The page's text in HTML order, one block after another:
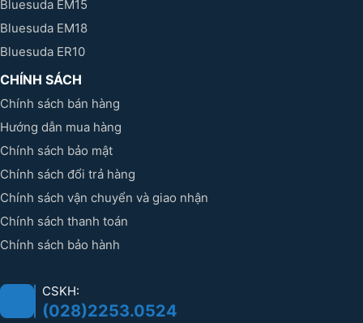
Bluesuda EM15
Bluesuda EM18
Bluesuda ER10
CHÍNH SÁCH
Chính sách bán hàng
Hướng dẫn mua hàng
Chính sách bảo mật
Chính sách đổi trả hàng
Chính sách vận chuyển và giao nhận
Chính sách thanh toán
Chính sách bảo hành
CSKH:
(028)2253.0524